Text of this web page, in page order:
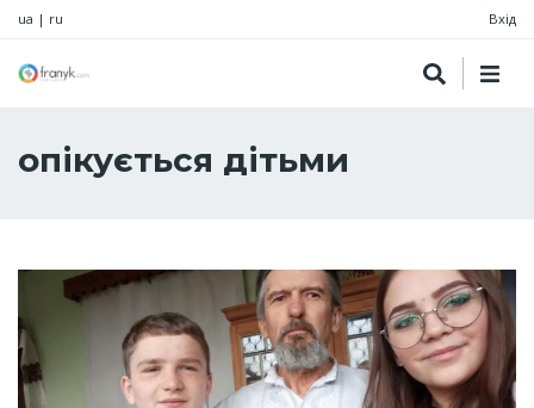
ua | ru Вхід
опікується дітьми